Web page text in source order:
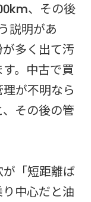
、その後
説明があ
多く出て汚
。中古で買
が不明なら
、その後の管
「短距離ば
中心だと油